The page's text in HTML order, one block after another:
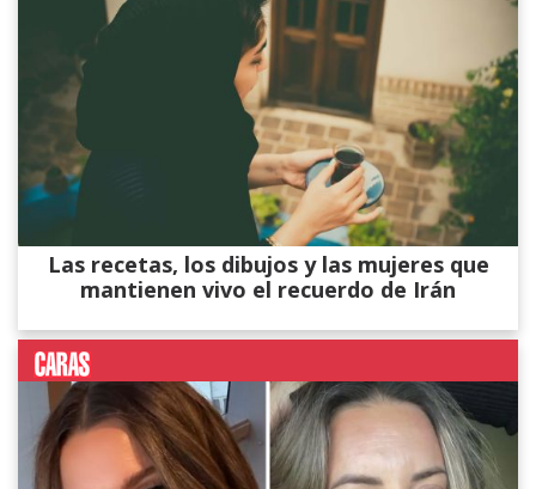
Las recetas, los dibujos y las mujeres que
mantienen vivo el recuerdo de Irán